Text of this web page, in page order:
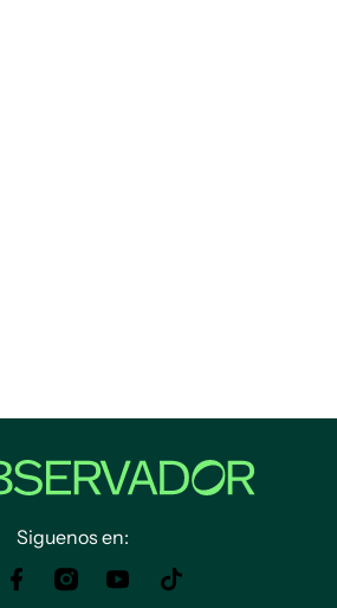
Siguenos en: